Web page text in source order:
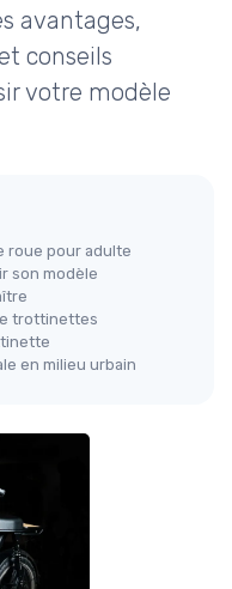
avantages,
conseils
votre modèle
roue pour adulte
son modèle
trottinettes
en milieu urbain